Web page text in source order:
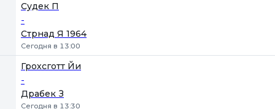
Судек П
-
Стрнад Я 1964
Сегодня в 13:00
Грохсготт Йи
-
Драбек З
Сегодня в 13:30